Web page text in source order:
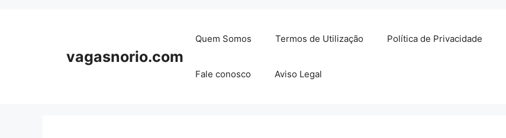
vagasnorio.com
Quem Somos Termos de Utilização Política de Privacidade
Fale conosco Aviso Legal